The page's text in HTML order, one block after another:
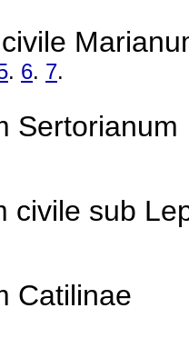
. 6. 7.
Sertorianum
civile sub
Catilinae